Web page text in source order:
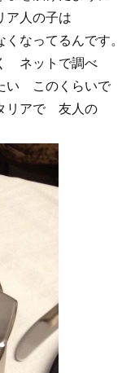
人の子は
なってるんです。
ネットで調べ
い このくらいで
アで 友人の